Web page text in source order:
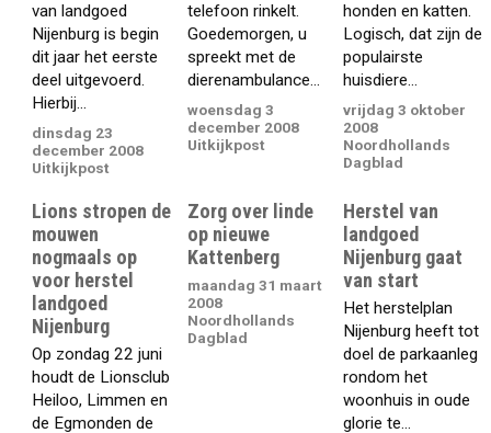
van landgoed
Nijenburg is begin
dit jaar het eerste
deel uitgevoerd.
Hierbij...
dinsdag 23
december 2008
Uitkijkpost
telefoon rinkelt.
Goedemorgen, u
spreekt met de
dierenambulance...
woensdag 3
december 2008
Uitkijkpost
honden en katten.
Logisch, dat zijn de
populairste
huisdiere...
vrijdag 3 oktober
2008
Noordhollands
Dagblad
Lions stropen de
mouwen
nogmaals op
voor herstel
landgoed
Nijenburg
Op zondag 22 juni
houdt de Lionsclub
Heiloo, Limmen en
de Egmonden de
Zorg over linde
op nieuwe
Kattenberg
maandag 31 maart
2008
Noordhollands
Dagblad
Herstel van
landgoed
Nijenburg gaat
van start
Het herstelplan
Nijenburg heeft tot
doel de parkaanleg
rondom het
woonhuis in oude
glorie te...